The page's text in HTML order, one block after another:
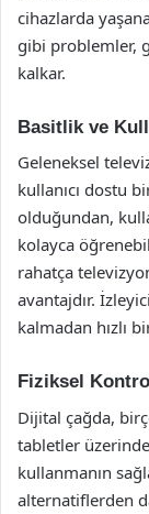
cihazlarda
gibi problemler,
kalkar.
Basitlik ve
Geleneksel
kullanıcı dostu
olduğundan,
kolayca
rahatça
avantajdır.
kalmadan hızlı
Fiziksel
Dijital çağda,
tabletler
kullanmanın
alternatiflerden